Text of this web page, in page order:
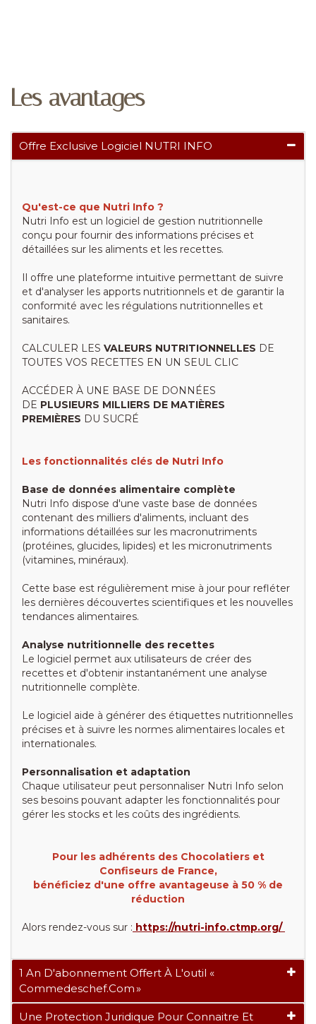
Les avantages
Offre Exclusive Logiciel NUTRI INFO
Qu'est-ce que Nutri Info ?
Nutri Info est un logiciel de gestion nutritionnelle
conçu pour fournir des informations précises et
détaillées sur les aliments et les recettes.
Il offre une plateforme intuitive permettant de suivre
et d'analyser les apports nutritionnels et de garantir la
conformité avec les régulations nutritionnelles et
sanitaires.
CALCULER LES VALEURS NUTRITIONNELLES DE
TOUTES VOS RECETTES EN UN SEUL CLIC
ACCÉDER À UNE BASE DE DONNÉES
DE PLUSIEURS MILLIERS DE MATIÈRES
PREMIÈRES DU SUCRÉ
Les fonctionnalités clés de Nutri Info
Base de données alimentaire complète
Nutri Info dispose d'une vaste base de données
contenant des milliers d'aliments, incluant des
informations détaillées sur les macronutriments
(protéines, glucides, lipides) et les micronutriments
(vitamines, minéraux).
Cette base est régulièrement mise à jour pour refléter
les dernières découvertes scientifiques et les nouvelles
tendances alimentaires.
Analyse nutritionnelle des recettes
Le logiciel permet aux utilisateurs de créer des
recettes et d'obtenir instantanément une analyse
nutritionnelle complète.
Le logiciel aide à générer des étiquettes nutritionnelles
précises et à suivre les normes alimentaires locales et
internationales.
Personnalisation et adaptation
Chaque utilisateur peut personnaliser Nutri Info selon
ses besoins pouvant adapter les fonctionnalités pour
gérer les stocks et les coûts des ingrédients.
Pour les adhérents des Chocolatiers et
Confiseurs de France,
bénéficiez d'une offre avantageuse à 50 % de
réduction
Alors rendez-vous sur : https://nutri-info.ctmp.org/
1 An D'abonnement Offert À L'outil «
Commedeschef.com »
Une Protection Juridique Pour Connaitre Et